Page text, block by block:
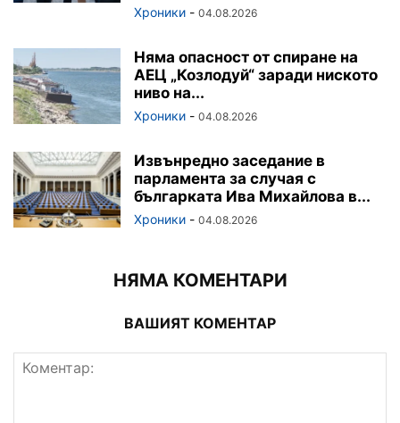
Хроники - 04.08.2026
Няма опасност от спиране на
АЕЦ „Козлодуй“ заради ниското
ниво на...
Хроники - 04.08.2026
Извънредно заседание в
парламента за случая с
българката Ива Михайлова в...
Хроники - 04.08.2026
НЯМА КОМЕНТАРИ
ВАШИЯТ КОМЕНТАР